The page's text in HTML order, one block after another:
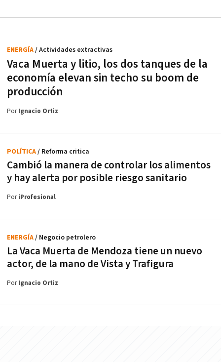
Vaca Muerta y litio, los dos tanques de la
economía elevan sin techo su boom de
producción
ENERGÍA/ Actividades extractivas
PorIgnacio Ortiz
Cambió la manera de controlar los alimentos
y hay alerta por posible riesgo sanitario
POLÍTICA/ Reforma critica
PoriProfesional
La Vaca Muerta de Mendoza tiene un nuevo
actor, de la mano de Vista y Trafigura
ENERGÍA/ Negocio petrolero
PorIgnacio Ortiz